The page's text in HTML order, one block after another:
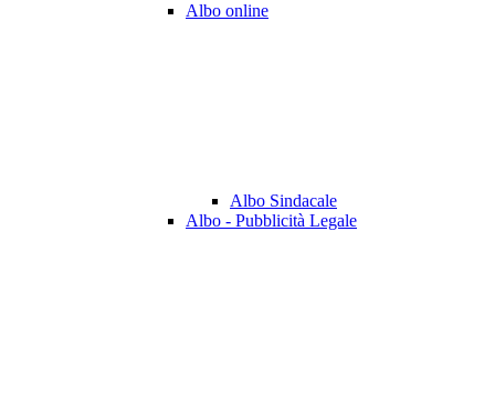
Albo online
Albo Sindacale
Albo - Pubblicità Legale